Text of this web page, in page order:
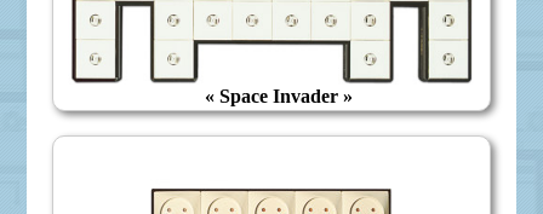
« Space Invader »